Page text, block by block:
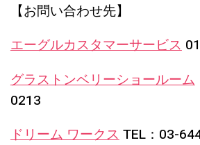
【お問い合わせ先】
エーグルカスタマーサービス
グラストンベリーショールーム
0213
ドリーム ワークスTEL：03-